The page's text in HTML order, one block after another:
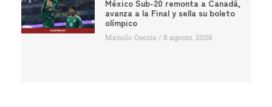
México Sub-20 remonta a Canadá,
avanza a la Final y sella su boleto
olímpico
Manolo Osorio 8 agosto, 2026